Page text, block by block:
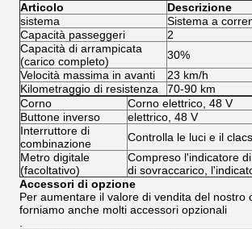
Articolo
Descrizione
sistema
Sistema a
Capacità passeggeri
2
Capacità di arrampicata
(carico completo)
30%
Velocità massima in avanti
23 km/h
Kilometraggio di resistenza
70-90 km
Corno
Corno elettrico, 48 V
Buttone inverso
elettrico, 48 V
Interruttore di
combinazione
Controlla le luci e il
Metro digitale
(facoltativo)
Compreso l'indicatore
di sovraccarico,
Accessori di opzione
Per aumentare il valore di vendita del nostro
forniamo anche molti accessori opzionali